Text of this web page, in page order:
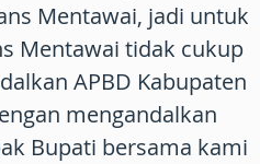
Mentawai, jadi untuk
Mentawai tidak cukup
APBD Kabupaten
mengandalkan
Bupati bersama kami